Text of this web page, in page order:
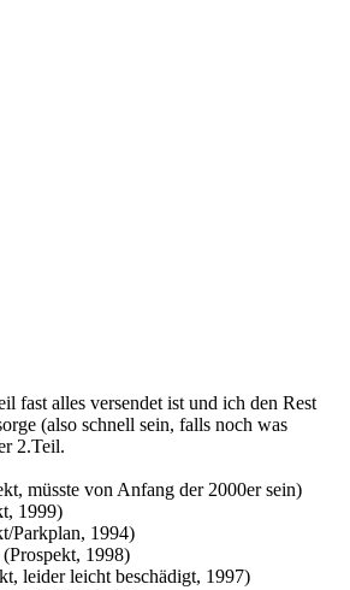
fast alles versendet ist und ich den Rest
(also schnell sein, falls noch was
2.Teil.
müsste von Anfang der 2000er sein)
1999)
Parkplan, 1994)
1998)
leider leicht beschädigt, 1997)